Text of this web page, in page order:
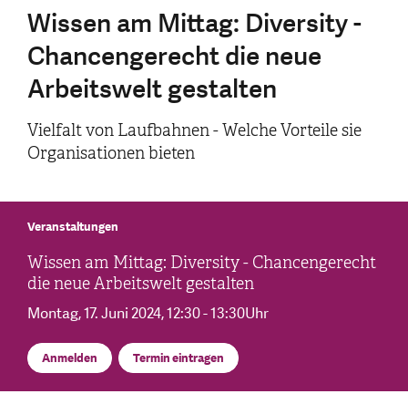
Wissen am Mittag: Diversity -
Chancengerecht die neue
Arbeitswelt gestalten
Vielfalt von Laufbahnen - Welche Vorteile sie
Organisationen bieten
Veranstaltungen
Wissen am Mittag: Diversity - Chancengerecht
die neue Arbeitswelt gestalten
Montag, 17. Juni 2024, 12:30 - 13:30Uhr
Anmelden Termin eintragen